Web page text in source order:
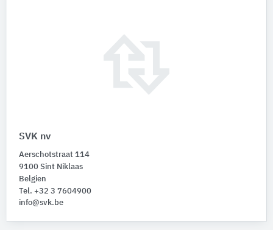
SVK nv
Aerschotstraat 114
9100 Sint Niklaas
Belgien
Tel. +32 3 7604900
info@svk.be